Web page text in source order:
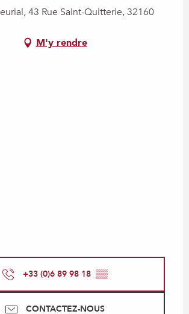
43 Rue Saint-Quitterie, 32160
M'y rendre
+33 (0)6 89 98 18 ▒▒
CONTACTEZ-NOUS